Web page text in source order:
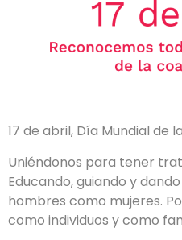
17 de abril, Día Mundial de
Uniéndonos para tener
Educando, guiando y
hombres como mujeres.
como individuos y como